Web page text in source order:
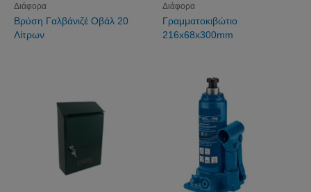
Διάφορα
Βρύση Γαλβάνιζέ Οβάλ 20
Λίτρων
Διάφορα
Γραμματοκιβώτιο
216x68x300mm